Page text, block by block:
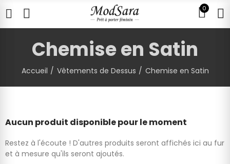
0
Chemise en Satin
Accueil Vêtements de Dessus Chemise en Satin
Aucun produit disponible pour le moment
Restez à l'écoute ! D'autres produits seront affichés ici au fur
et à mesure qu'ils seront ajoutés.